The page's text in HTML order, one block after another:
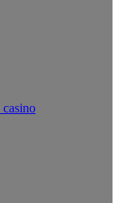
casino